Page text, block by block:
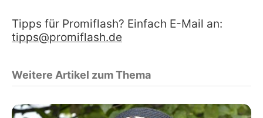
Tipps für Promiflash? Einfach E-Mail an:
tipps@promiflash.de
Weitere Artikel zum Thema